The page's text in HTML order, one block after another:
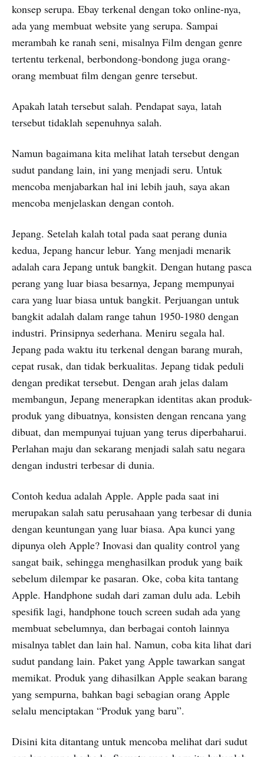
konsep serupa. Ebay terkenal dengan toko online-nya,
ada yang membuat website yang serupa. Sampai
merambah ke ranah seni, misalnya Film dengan genre
tertentu terkenal, berbondong-bondong juga orang-
orang membuat film dengan genre tersebut.
Apakah latah tersebut salah. Pendapat saya, latah
tersebut tidaklah sepenuhnya salah.
Namun bagaimana kita melihat latah tersebut dengan
sudut pandang lain, ini yang menjadi seru. Untuk
mencoba menjabarkan hal ini lebih jauh, saya akan
mencoba menjelaskan dengan contoh.
Jepang. Setelah kalah total pada saat perang dunia
kedua, Jepang hancur lebur. Yang menjadi menarik
adalah cara Jepang untuk bangkit. Dengan hutang pasca
perang yang luar biasa besarnya, Jepang mempunyai
cara yang luar biasa untuk bangkit. Perjuangan untuk
bangkit adalah dalam range tahun 1950-1980 dengan
industri. Prinsipnya sederhana. Meniru segala hal.
Jepang pada waktu itu terkenal dengan barang murah,
cepat rusak, dan tidak berkualitas. Jepang tidak peduli
dengan predikat tersebut. Dengan arah jelas dalam
membangun, Jepang menerapkan identitas akan produk-
produk yang dibuatnya, konsisten dengan rencana yang
dibuat, dan mempunyai tujuan yang terus diperbaharui.
Perlahan maju dan sekarang menjadi salah satu negara
dengan industri terbesar di dunia.
Contoh kedua adalah Apple. Apple pada saat ini
merupakan salah satu perusahaan yang terbesar di dunia
dengan keuntungan yang luar biasa. Apa kunci yang
dipunya oleh Apple? Inovasi dan quality control yang
sangat baik, sehingga menghasilkan produk yang baik
sebelum dilempar ke pasaran. Oke, coba kita tantang
Apple. Handphone sudah dari zaman dulu ada. Lebih
spesifik lagi, handphone touch screen sudah ada yang
membuat sebelumnya, dan berbagai contoh lainnya
misalnya tablet dan lain hal. Namun, coba kita lihat dari
sudut pandang lain. Paket yang Apple tawarkan sangat
memikat. Produk yang dihasilkan Apple seakan barang
yang sempurna, bahkan bagi sebagian orang Apple
selalu menciptakan “Produk yang baru”.
Disini kita ditantang untuk mencoba melihat dari sudut